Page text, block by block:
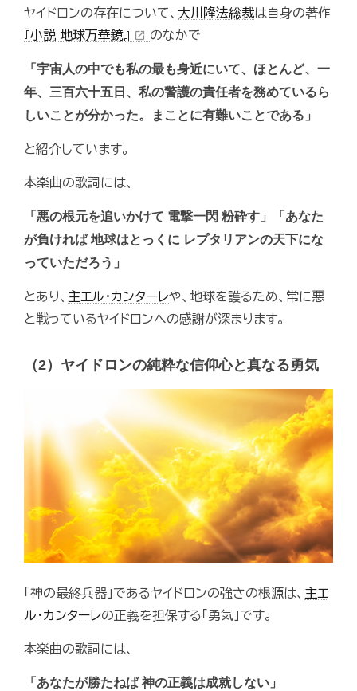
ヤイドロンの存在について、 大川隆法総裁は自身の著作
『小説 地球万華鏡』 open_in_new のなかで
「宇宙人の中でも私の最も身近にいて、ほとんど、一
年、三百六十五日、私の警護の責任者を務めているら
しいことが分かった。まことに有難いことである」
と紹介しています。
本楽曲の歌詞には、
「悪の根元を追いかけて 電撃一閃 粉砕す」「あなた
が負ければ 地球はとっくに レプタリアンの天下にな
っていただろう」
とあり、 主エル・カンターレや、地球を護るため、常に悪
と戦っているヤイドロンへの感謝が深まります。
（2）ヤイドロンの純粋な信仰心と真なる勇気
「神の最終兵器」であるヤイドロンの強さの根源は、 主エ
ル・カンターレの正義を担保する「勇気」です。
本楽曲の歌詞には、
「あなたが勝たねば 神の正義は成就しない」